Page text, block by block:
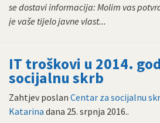
se dostavi informacija: Molim vas
je vaše tijelo javne vlast...
IT troškovi u 2014.
socijalnu skrb
Zahtjev poslan Centar za socijalnu
Katarina dana 25. srpnja 2016..